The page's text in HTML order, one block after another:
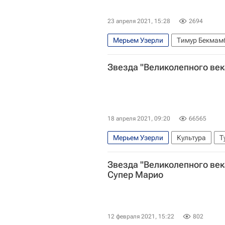
23 апреля 2021, 15:28 2694
Мерьем Узерли Тимур
Александр Домогаров
Мария
Кристина Орбакайте
Звезда "Великолепного
18 апреля 2021, 09:20 66565
Мерьем Узерли Культура
Санкт-Петербург
Москва
Звезда "Великолепного
Супер Марио
12 февраля 2021, 15:22 802